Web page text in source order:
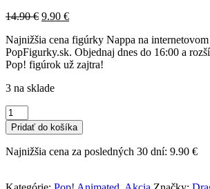
14.90€ Pôvodná
bola:
14.90 €.
9.90 €Aktuálna
je:
9.90 €.
Najnižšia cena figúrky Nappa na
PopFigurky.sk. Objednaj dnes do 16:00 a
Pop! figúrok už zajtra!
3 na sklade
množstvo
Funko
POP!
Animated
Z
Pridať do košíka
Najnižšia cena za posledných 30 dní: 9.90 €